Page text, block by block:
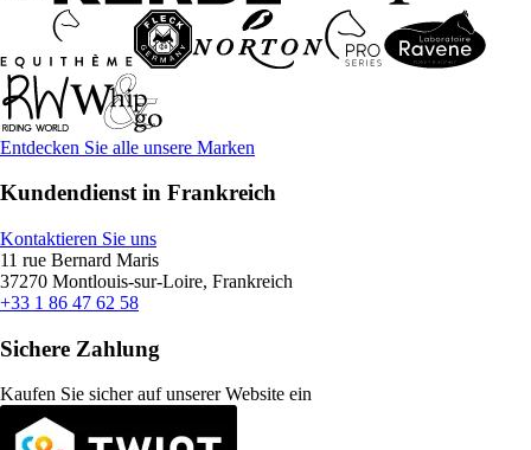
Entdecken Sie alle unsere Marken
Kundendienst in Frankreich
Kontaktieren Sie uns
11 rue Bernard Maris
37270 Montlouis-sur-Loire, Frankreich
+33 1 86 47 62 58
Sichere Zahlung
Kaufen Sie sicher auf unserer Website ein